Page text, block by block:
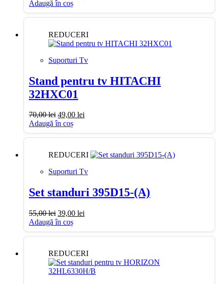
inițial
a
fost:
este:
39,00 lei.
Adaugă în coș
REDUCERI
Suporturi Tv
Stand pentru tv HITACHI
32HXC01
70,00lei Prețul
inițial
a
fost:
49,00 lei
este:
49,00 lei.
Adaugă în coș
REDUCERI
Suporturi Tv
Set standuri 395D15-(A)
55,00lei Prețul
inițial
a
fost:
39,00 lei
este:
39,00 lei.
Adaugă în coș
REDUCERI